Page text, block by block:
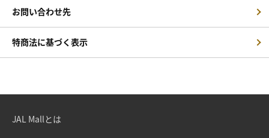
お問い合わせ先
特商法に基づく表示
JAL Mallとは